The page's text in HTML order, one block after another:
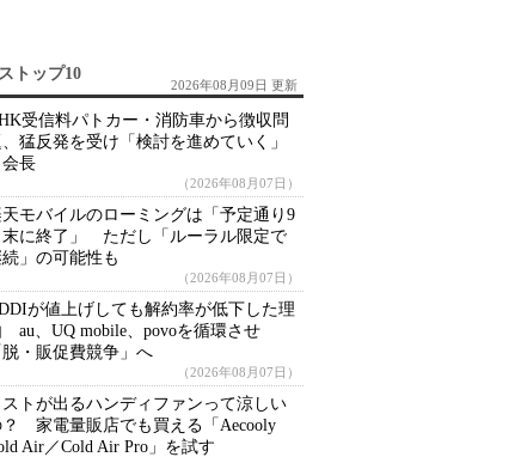
トップ10
2026年08月09日 更新
受信料パトカー・消防車から徴収問
、猛反発を受け「検討を進めていく」
会長
（2026年08月07日）
モバイルのローミングは「予定通り9
末に終了」 ただし「ルーラル限定で
」の可能性も
（2026年08月07日）
が値上げしても解約率が低下した理
au、UQ mobile、povoを循環させ
脱・販促費競争」へ
（2026年08月07日）
ストが出るハンディファンって涼しい
？ 家電量販店でも買える「Aecooly
Air／Cold Air Pro」を試す